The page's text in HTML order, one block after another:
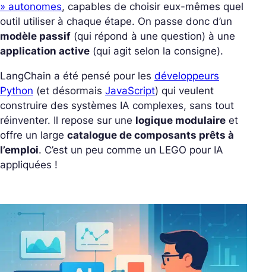
» autonomes, capables de choisir eux-mêmes quel
outil utiliser à chaque étape. On passe donc d’un
modèle passif (qui répond à une question) à une
application active (qui agit selon la consigne).
LangChain a été pensé pour les développeurs
Python (et désormais JavaScript) qui veulent
construire des systèmes IA complexes, sans tout
réinventer. Il repose sur une logique modulaire et
offre un large catalogue de composants prêts à
l’emploi. C’est un peu comme un LEGO pour IA
appliquées !